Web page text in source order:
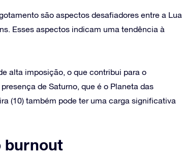
são aspectos desafiadores entre a Lua
Esses aspectos indicam uma tendência à
alta imposição, o que contribui para o
de Saturno, que é o Planeta das
(10) também pode ter uma carga significativa
burnout